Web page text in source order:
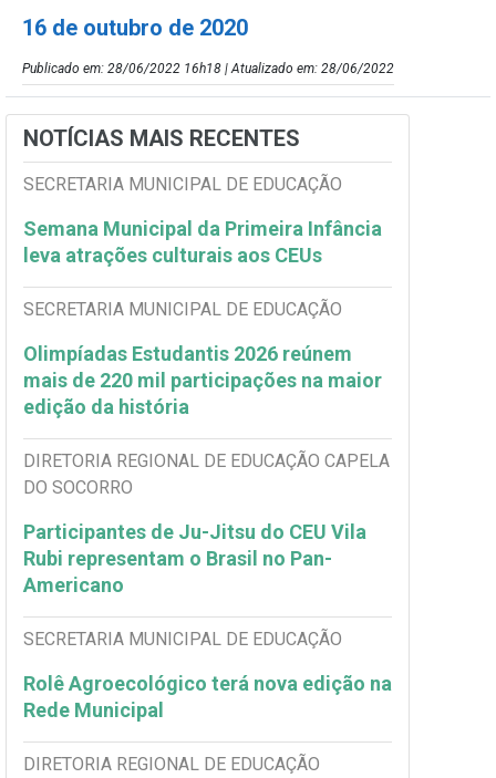
16 de outubro de 2020
Publicado em: 28/06/2022 16h18 | Atualizado em: 28/06/2022
NOTÍCIAS MAIS RECENTES
SECRETARIA MUNICIPAL DE EDUCAÇÃO
Semana Municipal da Primeira Infância
leva atrações culturais aos CEUs
SECRETARIA MUNICIPAL DE EDUCAÇÃO
Olimpíadas Estudantis 2026 reúnem
mais de 220 mil participações na maior
edição da história
DIRETORIA REGIONAL DE EDUCAÇÃO CAPELA
DO SOCORRO
Participantes de Ju-Jitsu do CEU Vila
Rubi representam o Brasil no Pan-
Americano
SECRETARIA MUNICIPAL DE EDUCAÇÃO
Rolê Agroecológico terá nova edição na
Rede Municipal
DIRETORIA REGIONAL DE EDUCAÇÃO